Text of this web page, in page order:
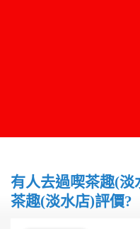
有人去過喫茶趣(淡
茶趣(淡水店)評價?